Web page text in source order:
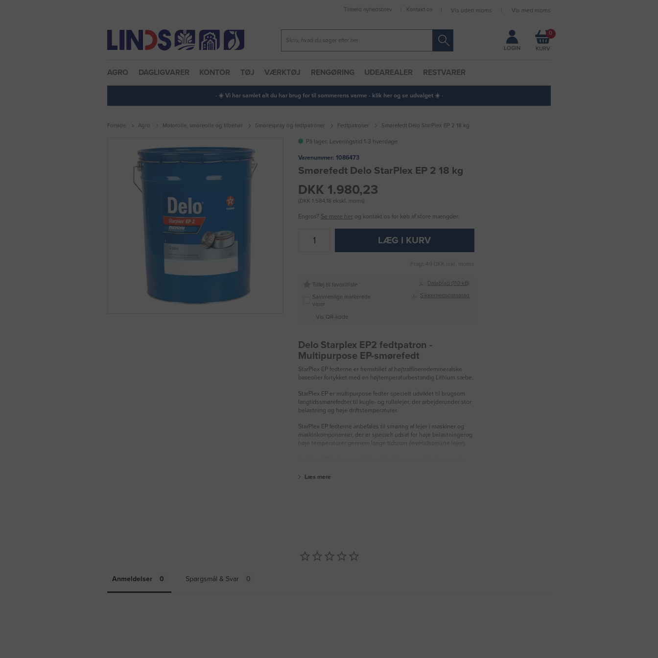
Forbliv logget ind
Tilmeld nyhedsbrev Kontakt os Vis uden moms Vis med moms
LOGIN
0
AGRO DAGLIGVARER KONTOR TØJ VÆRKTØJ RENGØRING UDEAREALER RESTVARER
· ☀️ Vi har samlet alt du har brug for til sommerens varme - klik her og se udvalget ☀️ ·
Forside Agro Motorolie, smøreolie og tilbehør Smørespray og fedtpatroner Fedtpatroner Smørefedt Delo StarPlex EP 2 18 kg
På lager. Leveringstid 1-3 hverdage
Varenummer: 1086473
Smørefedt Delo StarPlex EP 2 18 kg
DKK 1.980,23
(DKK 1.584,18 ekskl. moms)
Engros? Se mere her og kontakt os for køb af store mængder.
LÆG I KURV
Fragt 49 DKK inkl. moms
Tilføj til favoritliste
Sammenlign markerede
varer
Vis QR-kode
Datablad (110 kB)
Sikkerhedsdatablad
Delo Starplex EP2 fedtpatron -
Multipurpose EP-smørefedt
StarPlex EP fedterne er fremstillet af højtraffineredemineralske
baseolier fortykket med en højtemperaturbestandig Lithium sæbe.
StarPlex EP er multipurpose fedter specielt udviklet til brugsom
langtidssmørefedter til kugle- og rullelejer, der arbejderunder stor
belastning og høje driftstemperaturer.
StarPlex EP fedterne anbefales til smøring af lejer i maskiner og
maskinkomponenter, der er specielt udsat for høje belastningerog
høje temperaturer gennem lange tidsrum (levetidssmurte lejer).
Læs mere
Anmeldelser Spørgsmål & Svar